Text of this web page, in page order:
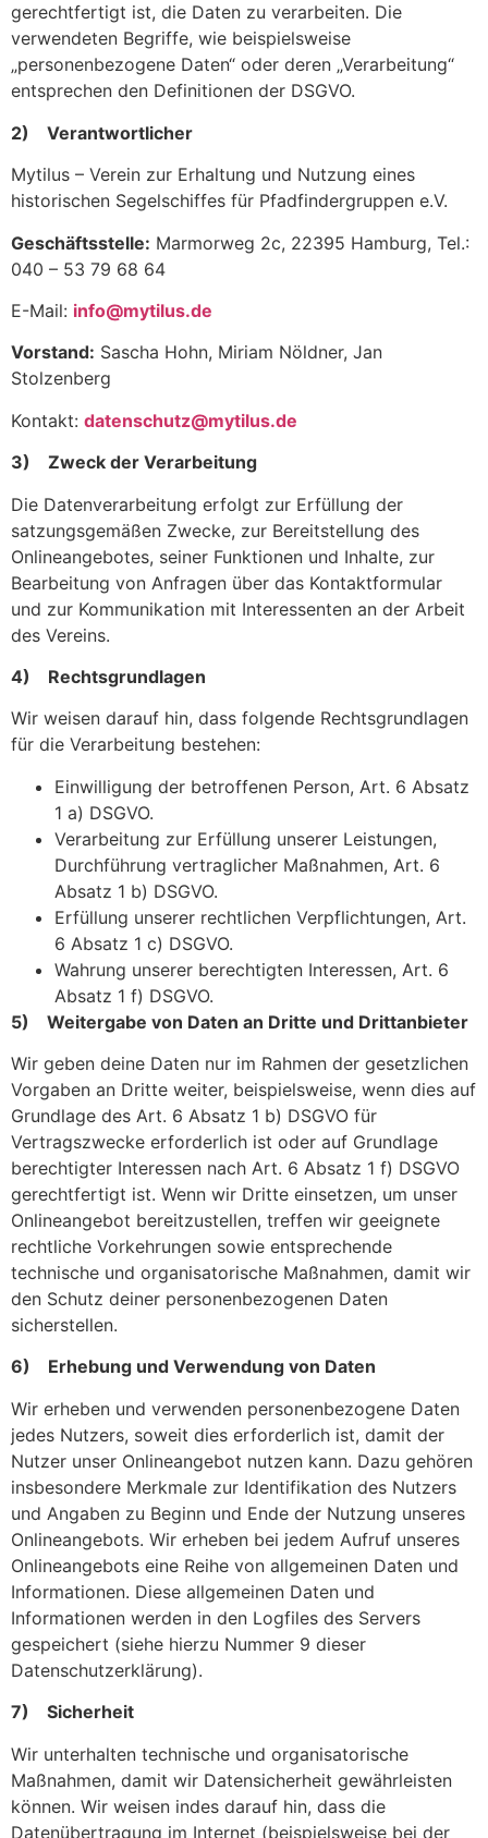
gerechtfertigt ist, die Daten zu verarbeiten. Die
verwendeten Begriffe, wie beispielsweise
„personenbezogene Daten“ oder deren „Verarbeitung“
entsprechen den Definitionen der DSGVO.
2) Verantwortlicher
Mytilus – Verein zur Erhaltung und Nutzung eines
historischen Segelschiffes für Pfadfindergruppen e.V.
Geschäftsstelle: Marmorweg 2c, 22395 Hamburg, Tel.:
040 – 53 79 68 64
E-Mail: info@mytilus.de
Vorstand: Sascha Hohn, Miriam Nöldner, Jan
Stolzenberg
Kontakt: datenschutz@mytilus.de
3) Zweck der Verarbeitung
Die Datenverarbeitung erfolgt zur Erfüllung der
satzungsgemäßen Zwecke, zur Bereitstellung des
Onlineangebotes, seiner Funktionen und Inhalte, zur
Bearbeitung von Anfragen über das Kontaktformular
und zur Kommunikation mit Interessenten an der Arbeit
des Vereins.
4) Rechtsgrundlagen
Wir weisen darauf hin, dass folgende Rechtsgrundlagen
für die Verarbeitung bestehen:
Einwilligung der betroffenen Person, Art. 6 Absatz
1 a) DSGVO.
Verarbeitung zur Erfüllung unserer Leistungen,
Durchführung vertraglicher Maßnahmen, Art. 6
Absatz 1 b) DSGVO.
Erfüllung unserer rechtlichen Verpflichtungen, Art.
6 Absatz 1 c) DSGVO.
Wahrung unserer berechtigten Interessen, Art. 6
Absatz 1 f) DSGVO.
5) Weitergabe von Daten an Dritte und Drittanbieter
Wir geben deine Daten nur im Rahmen der gesetzlichen
Vorgaben an Dritte weiter, beispielsweise, wenn dies auf
Grundlage des Art. 6 Absatz 1 b) DSGVO für
Vertragszwecke erforderlich ist oder auf Grundlage
berechtigter Interessen nach Art. 6 Absatz 1 f) DSGVO
gerechtfertigt ist. Wenn wir Dritte einsetzen, um unser
Onlineangebot bereitzustellen, treffen wir geeignete
rechtliche Vorkehrungen sowie entsprechende
technische und organisatorische Maßnahmen, damit wir
den Schutz deiner personenbezogenen Daten
sicherstellen.
6) Erhebung und Verwendung von Daten
Wir erheben und verwenden personenbezogene Daten
jedes Nutzers, soweit dies erforderlich ist, damit der
Nutzer unser Onlineangebot nutzen kann. Dazu gehören
insbesondere Merkmale zur Identifikation des Nutzers
und Angaben zu Beginn und Ende der Nutzung unseres
Onlineangebots. Wir erheben bei jedem Aufruf unseres
Onlineangebots eine Reihe von allgemeinen Daten und
Informationen. Diese allgemeinen Daten und
Informationen werden in den Logfiles des Servers
gespeichert (siehe hierzu Nummer 9 dieser
Datenschutzerklärung).
7) Sicherheit
Wir unterhalten technische und organisatorische
Maßnahmen, damit wir Datensicherheit gewährleisten
können. Wir weisen indes darauf hin, dass die
Datenübertragung im Internet (beispielsweise bei der